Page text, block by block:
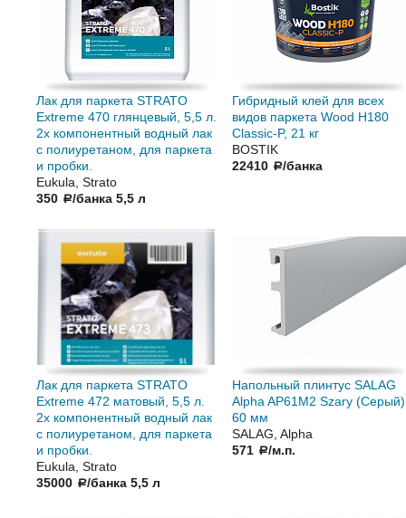
Лак для паркета STRATO
Extreme 470 глянцевый, 5,5 л.
2х компонентный водный лак
с полиуретаном, для паркета
и пробки.
Eukula, Strato
350 a/банка 5,5 л
Гибридный клей для всех
видов паркета Wood H180
Classic-P, 21 кг
BOSTIK
22410 a/банка
Лак для паркета STRATO
Extreme 472 матовый, 5,5 л.
2х компонентный водный лак
с полиуретаном, для паркета
и пробки.
Eukula, Strato
35000 a/банка 5,5 л
Напольный плинтус SALAG
Alpha AP61M2 Szary (Серый)
60 мм
SALAG, Alpha
571 a/м.п.